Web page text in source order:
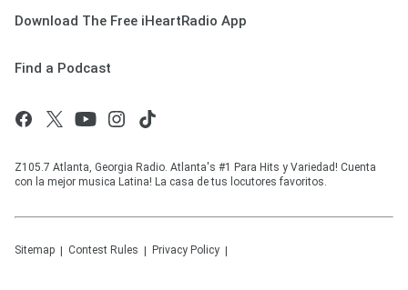
Download The Free iHeartRadio App
Find a Podcast
Z105.7 Atlanta, Georgia Radio. Atlanta's #1 Para Hits y Variedad! Cuenta
con la mejor musica Latina! La casa de tus locutores favoritos.
Sitemap Contest Rules Privacy Policy